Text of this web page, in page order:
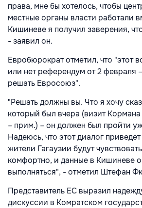
права, мне бы хотелось, чтобы
местные органы власти работали
Кишиневе я получил заверения,
- заявил он.
Евробюрократ отметил, что "этот
или нет референдум от 2 февраля
решать Евросоюз".
"Решать должны вы. Что я хочу
который был вчера (визит
– прим.) – он должен был пройти
Надеюсь, что этот диалог приведет
жители Гагаузии будут
комфортно, и данные в Кишиневе
выполняться", - отметил Штефан
Представитель ЕС выразил
дискуссии в Комратском